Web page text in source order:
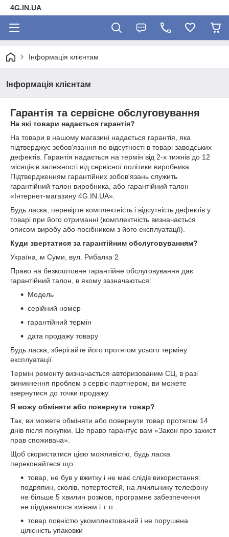
4G.IN.UA
Інформація клієнтам
Інформація клієнтам
Гарантія та сервісне обслуговування
На які товари надається гарантія?
На товари в нашому магазині надається гарантія, яка
підтверджує зобов'язання по відсутності в товарі заводських
дефектів. Гарантія надається на термін від 2-х тижнів до 12
місяців в залежності від сервісної політики виробника.
Підтвердженням гарантійних зобов'язань служить
гарантійний талон виробника, або гарантійний талон
«Інтернет-магазину 4G.IN.UA».
Будь ласка, перевірте комплектність і відсутність дефектів у
товарі при його отриманні (комплектність визначається
описом виробу або посібником з його експлуатації).
Куди звертатися за гарантійним обслуговуванням?
Україна, м Суми, вул. Рибалка 2
Право на безкоштовне гарантійне обслуговування дає
гарантійний талон, в якому зазначаються:
Модель
серійний номер
гарантійний термін
дата продажу товару
Будь ласка, зберігайте його протягом усього терміну
експлуатації.
Термін ремонту визначається авторизованим СЦ, в разі
виникнення проблем з сервіс-партнером, ви можете
звернутися до точки продажу.
Я можу обміняти або повернути товар?
Так, ви можете обміняти або повернути товар протягом 14
днів після покупки. Це право гарантує вам «Закон про захист
прав споживача».
Щоб скористатися цією можливістю, будь ласка
переконайтеся що:
товар, не був у вжитку і не має слідів використання:
подряпин, сколів, потертостей, на лічильнику телефону
не більше 5 хвилин розмов, програмне забезпечення
не піддавалося змінам і т. п.
товар повністю укомплектований і не порушена
цілісність упаковки